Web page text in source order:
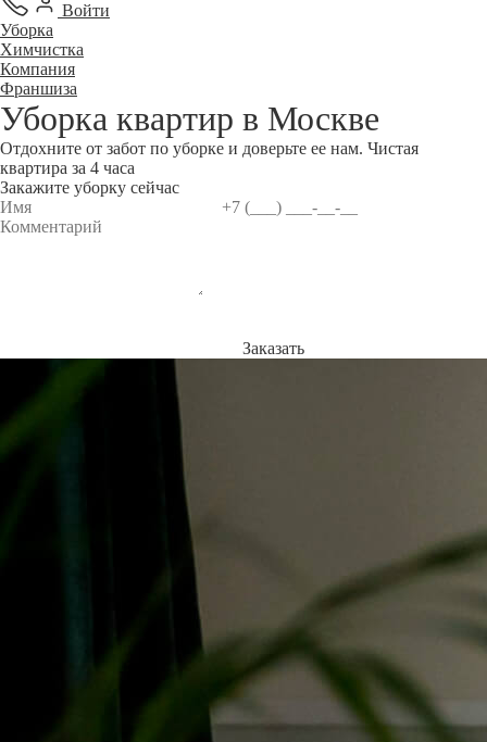
Войти
Уборка
Химчистка
Компания
Франшиза
Уборка квартир в Москве
Отдохните от забот по уборке и доверьте ее нам. Чистая
квартира за 4 часа
Закажите уборку сейчас
Заказать